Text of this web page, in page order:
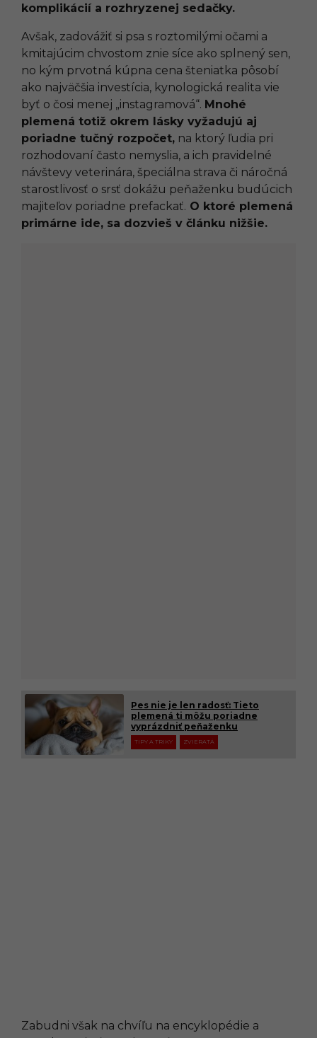
komplikácií a rozhryzenej sedačky.
Avšak, zadovážiť si psa s roztomilými očami a
kmitajúcim chvostom znie síce ako splnený sen,
no kým prvotná kúpna cena šteniatka pôsobí
ako najväčšia investícia, kynologická realita vie
byť o čosi menej „instagramová“. Mnohé
plemená totiž okrem lásky vyžadujú aj
poriadne tučný rozpočet, na ktorý ľudia pri
rozhodovaní často nemyslia, a ich pravidelné
návštevy veterinára, špeciálna strava či náročná
starostlivosť o srsť dokážu peňaženku budúcich
majiteľov poriadne prefackať. O ktoré plemená
primárne ide, sa dozvieš v článku nižšie.
Pes nie je len radosť: Tieto
plemená ti môžu poriadne
vyprázdniť peňaženku
TIPY A TRIKY ZVIERATÁ
Zabudni však na chvíľu na encyklopédie a